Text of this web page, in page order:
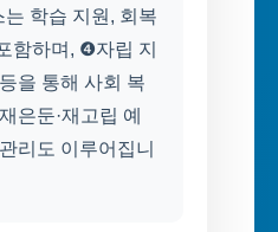
학습 지원, 회복
함하며, ❹자립 지
을 통해 사회 복
은둔·재고립 예
리도 이루어집니